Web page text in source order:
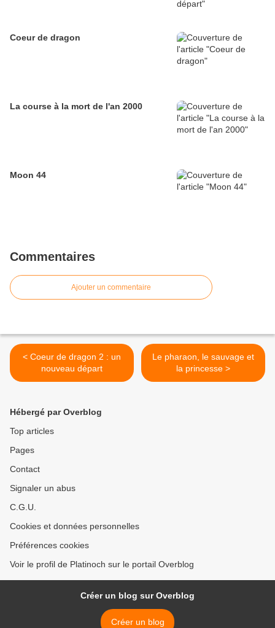
Coeur de dragon
La course à la mort de l'an 2000
Moon 44
Commentaires
Ajouter un commentaire
< Coeur de dragon 2 : un
nouveau départ
Le pharaon, le sauvage et
la princesse >
Hébergé par Overblog
Top articles
Pages
Contact
Signaler un abus
C.G.U.
Cookies et données personnelles
Préférences cookies
Voir le profil de Platinoch sur le portail Overblog
Créer un blog sur Overblog
Créer un blog